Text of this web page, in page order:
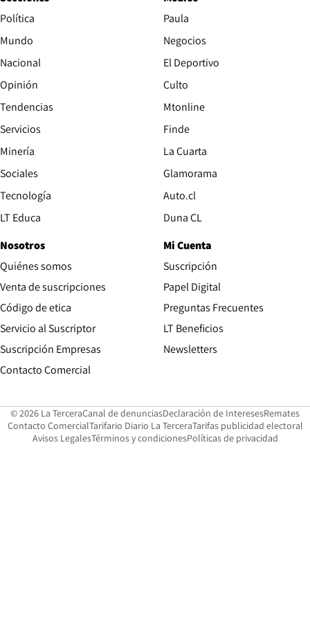
Política
Mundo
Nacional
Opinión
Tendencias
Servicios
Minería
Sociales
Tecnología
LT Educa
Paula
Negocios
El Deportivo
Culto
Mtonline
Finde
La Cuarta
Glamorama
Auto.clOpens in new window
Duna CLOpens in new window
Nosotros
Quiénes somos
Venta de suscripciones
Código de etica Opens in new window
Servicio al Suscriptor
Suscripción Empresas
Contacto ComercialOpens in new window
Mi Cuenta
Suscripción
Papel DigitalOpens in new
Preguntas Frecuentes
LT Beneficios
Newsletters
© 2026 La TerceraCanal de denunciasOpens in new window
Declaración de InteresesOpens in
Remates
Contacto ComercialOpens in new window
Tarifario Diario La TerceraOpens in new window
Tarifas publicidad electoral
Avisos LegalesOpens in new window
Términos y condicionesPolíticas de privacidad